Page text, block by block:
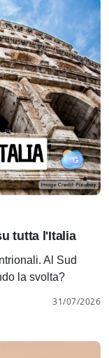
tutta l'Italia
Al Sud
la svolta?
31/07/2026